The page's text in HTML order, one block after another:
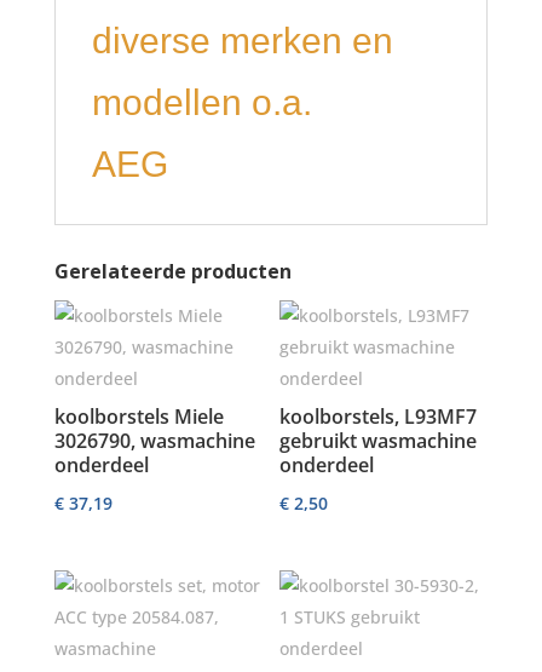
diverse merken en
modellen o.a.
AEG
Gerelateerde producten
koolborstels Miele
3026790, wasmachine
onderdeel
€37,19
koolborstels, L93MF7
gebruikt wasmachine
onderdeel
€ 2,50